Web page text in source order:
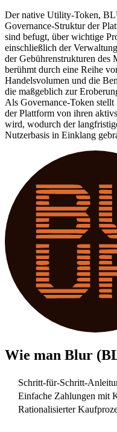
Der native Utility-Token,
Governance-Struktur der
sind befugt, über wichtige
einschließlich der
der Gebührenstrukturen des
berühmt durch eine Reihe
Handelsvolumen und die
die maßgeblich zur
Als Governance-Token
der Plattform von ihren
wird, wodurch der
Nutzerbasis in Einklang
Wie man Blur
Schritt-für-Schritt-
Einfache Zahlungen mit
Rationalisierter